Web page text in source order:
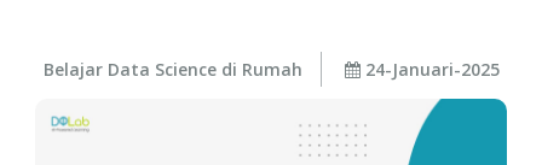
Belajar Data Science di Rumah 24-Januari-2025